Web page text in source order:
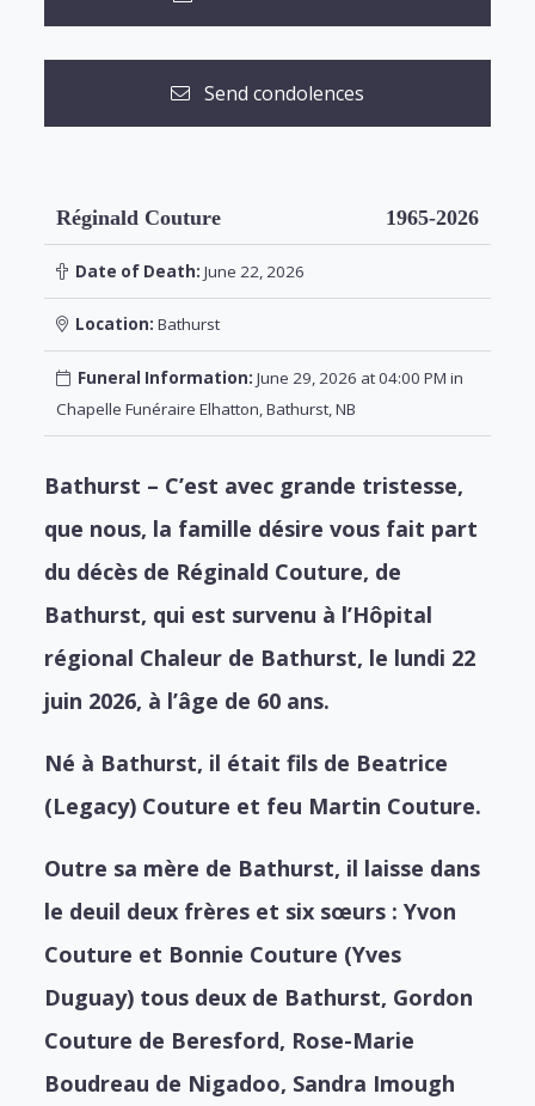
Send condolences
Réginald Couture 1965-2026
Date of Death: June 22, 2026
Location: Bathurst
Funeral Information: June 29, 2026 at 04:00 PM in
Chapelle Funéraire Elhatton, Bathurst, NB
Bathurst – C’est avec grande tristesse,
que nous, la famille désire vous fait part
du décès de Réginald Couture, de
Bathurst, qui est survenu à l’Hôpital
régional Chaleur de Bathurst, le lundi 22
juin 2026, à l’âge de 60 ans.
Né à Bathurst, il était fils de Beatrice
(Legacy) Couture et feu Martin Couture.
Outre sa mère de Bathurst, il laisse dans
le deuil deux frères et six sœurs :Yvon
Couture et Bonnie Couture (Yves
Duguay) tous deux de Bathurst, Gordon
Couture de Beresford, Rose-Marie
Boudreau de Nigadoo, Sandra Imough